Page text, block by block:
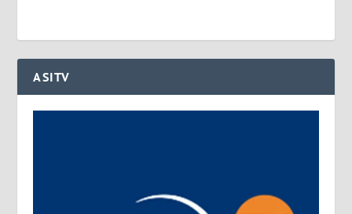
ASITV